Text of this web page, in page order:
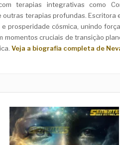
terapias integrativas como
outras terapias profundas. Escritora
e prosperidade cósmica, unindo
momentos cruciais de transição
Veja a biografia completa de